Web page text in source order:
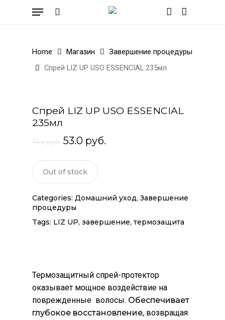
Menu
Home Магазин
Завершение процедуры
Спрей LIZ UP USO ESSENCIAL 235мл
Спрей LIZ UP USO ESSENCIAL
235мл
76.0руб. 53.0 руб.
Out of stock
Categories: Домашний уход,Завершение
процедуры
Tags: LIZ UP, завершение, термозащита
Термозащитный спрей-протектор
оказывает мощное воздействие на
поврежденные волосы. Обеспечивает
глубокое восстановление, возвращая